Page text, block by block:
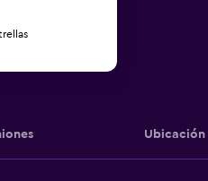
Ubicación